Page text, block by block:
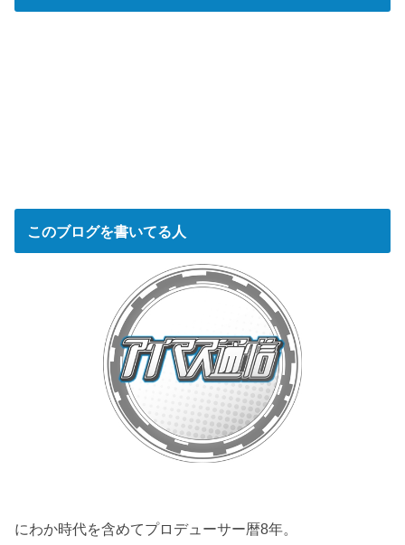
このブログを書いてる人
にわか時代を含めてプロデューサー暦8年。